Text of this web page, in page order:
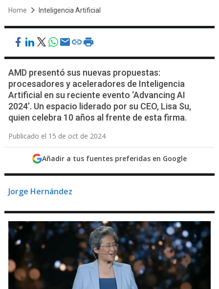
Home Inteligencia Artificial
AMD presentó sus nuevas propuestas:
procesadores y aceleradores de Inteligencia
Artificial en su reciente evento ‘Advancing AI
2024’. Un espacio liderado por su CEO, Lisa Su,
quien celebra 10 años al frente de esta firma.
Publicado el 15 de oct de 2024
Añadir a tus fuentes preferidas en Google
Jorge Hernández